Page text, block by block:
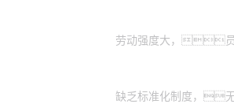
劳动强度大，
缺乏标准化制度，